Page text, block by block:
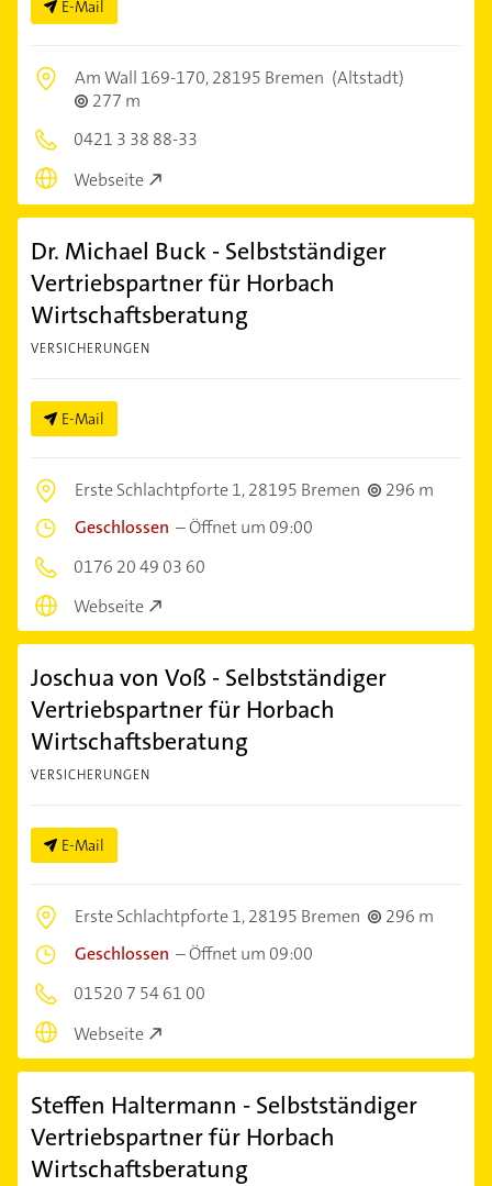
E-Mail
Am Wall 169-170,28195 Bremen (Altstadt)
277 m
0421 3 38 88-33
Webseite
Dr. Michael Buck - Selbstständiger
Vertriebspartner für Horbach
Wirtschaftsberatung
VERSICHERUNGEN
E-Mail
Erste Schlachtpforte 1,28195 Bremen
296 m
Geschlossen –Öffnet um 09:00
0176 20 49 03 60
Webseite
Joschua von Voß - Selbstständiger
Vertriebspartner für Horbach
Wirtschaftsberatung
VERSICHERUNGEN
E-Mail
Erste Schlachtpforte 1,28195 Bremen
296 m
Geschlossen –Öffnet um 09:00
01520 7 54 61 00
Webseite
Steffen Haltermann - Selbstständiger
Vertriebspartner für Horbach
Wirtschaftsberatung